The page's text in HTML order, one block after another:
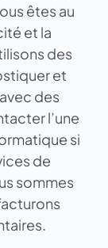
êtes au
et la
des
et
des
l’une
si
de
sommes